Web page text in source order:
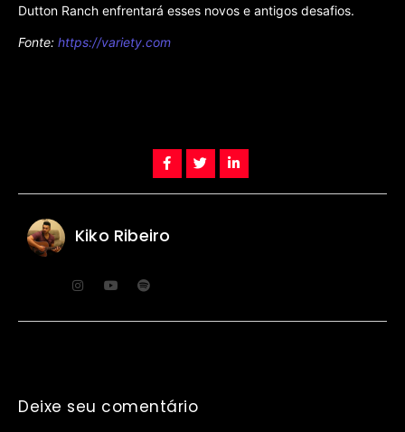
Dutton Ranch enfrentará esses novos e antigos desafios.
Fonte: https://variety.com
Kiko Ribeiro
Deixe seu comentário